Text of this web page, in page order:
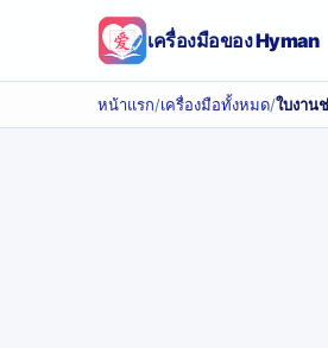
เครื่องมือของ Hyman
หน้าแรก/เครื่องมือทั้งหมด/ใบงาน